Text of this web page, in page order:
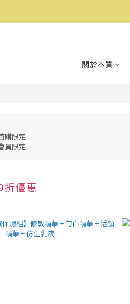
關於本質
購限定
員限定
優惠